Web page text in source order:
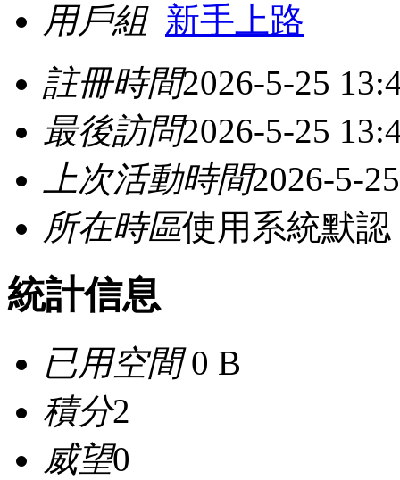
用戶組 新手上路
註冊時間2026-5-25
最後訪問2026-5-25
上次活動時間2026-5-
所在時區使用系統默認
統計信息
已用空間0 B
積分2
威望0